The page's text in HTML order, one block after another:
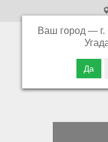
Ваш город —
В связи с